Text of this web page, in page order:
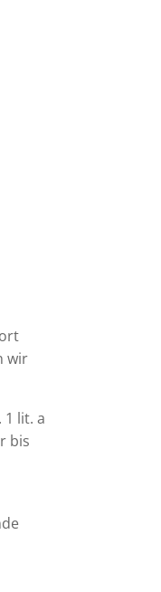
wir
lit. a
bis